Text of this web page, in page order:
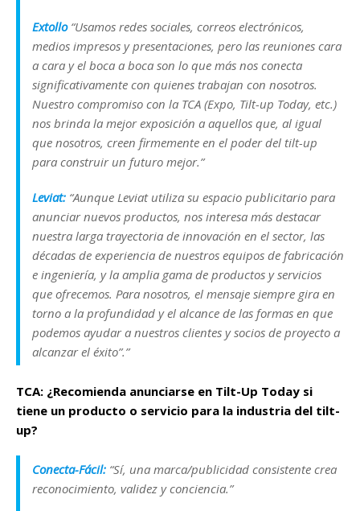
Extollo“Usamos redes sociales, correos electrónicos,
medios impresos y presentaciones, pero las reuniones cara
a cara y el boca a boca son lo que más nos conecta
significativamente con quienes trabajan con nosotros.
Nuestro compromiso con la TCA (Expo, Tilt-up Today, etc.)
nos brinda la mejor exposición a aquellos que, al igual
que nosotros, creen firmemente en el poder del tilt-up
para construir un futuro mejor.”
Leviat: “Aunque Leviat utiliza su espacio publicitario para
anunciar nuevos productos, nos interesa más destacar
nuestra larga trayectoria de innovación en el sector, las
décadas de experiencia de nuestros equipos de fabricación
e ingeniería, y la amplia gama de productos y servicios
que ofrecemos. Para nosotros, el mensaje siempre gira en
torno a la profundidad y el alcance de las formas en que
podemos ayudar a nuestros clientes y socios de proyecto a
alcanzar el éxito”.”
TCA: ¿Recomienda anunciarse en Tilt-Up Today si
tiene un producto o servicio para la industria del tilt-
up?
Conecta-Fácil: “Sí, una marca/publicidad consistente crea
reconocimiento, validez y conciencia.”